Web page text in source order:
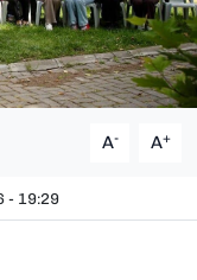
A- A+
- 19:29